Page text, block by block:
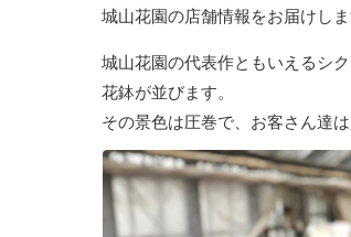
城山花園の店舗情報をお届けしま
城山花園の代表作ともいえるシ
花鉢が並びます。
その景色は圧巻で、お客さん達